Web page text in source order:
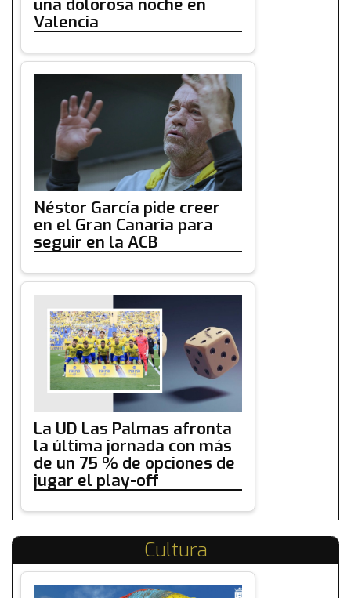
una dolorosa noche en
Valencia
Néstor García pide creer
en el Gran Canaria para
seguir en la ACB
La UD Las Palmas afronta
la última jornada con más
de un 75 % de opciones de
jugar el play-off
Cultura